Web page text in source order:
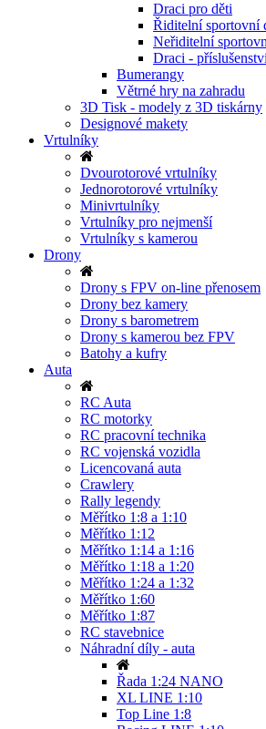
Draci pro děti
Řiditelní sportovní
Neřiditelní
Draci -
Bumerangy
Větrné hry na zahradu
3D Tisk - modely z 3D tiskárny
Designové makety
Vrtulníky
Dvourotorové vrtulníky
Jednorotorové vrtulníky
Minivrtulníky
Vrtulníky pro nejmenší
Vrtulníky s kamerou
Drony
Drony s FPV on-line přenosem
Drony bez kamery
Drony s barometrem
Drony s kamerou bez FPV
Batohy a kufry
Auta
RC Auta
RC motorky
RC pracovní technika
RC vojenská vozidla
Licencovaná auta
Crawlery
Rally legendy
Měřítko 1:8 a 1:10
Měřítko 1:12
Měřítko 1:14 a 1:16
Měřítko 1:18 a 1:20
Měřítko 1:24 a 1:32
Měřítko 1:60
Měřítko 1:87
RC stavebnice
Náhradní díly - auta
Řada 1:24 NANO
XL LINE 1:10
Top Line 1:8